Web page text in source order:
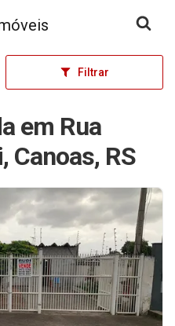
Filtrar
em Rua
Canoas, RS